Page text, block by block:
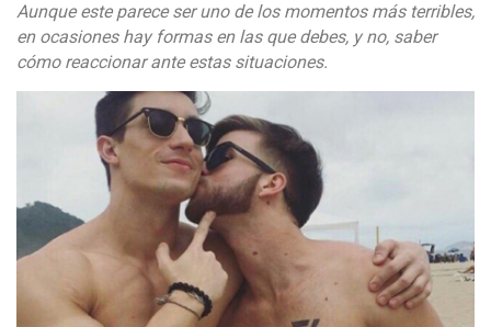
Aunque este parece ser uno de los momentos más terribles,
en ocasiones hay formas en las que debes, y no, saber
cómo reaccionar ante estas situaciones.